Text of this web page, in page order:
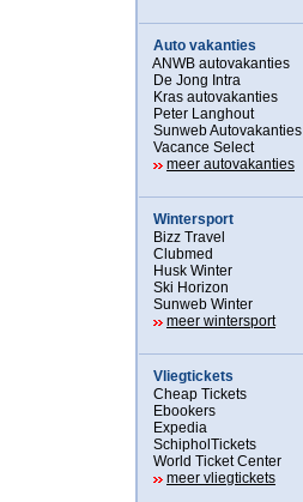
Auto vakanties
ANWB autovakanties
De Jong Intra
Kras autovakanties
Peter Langhout
Sunweb Autovakanties
Vacance Select
meer autovakanties
Wintersport
Bizz Travel
Clubmed
Husk Winter
Ski Horizon
Sunweb Winter
meer wintersport
Vliegtickets
Cheap Tickets
Ebookers
Expedia
SchipholTickets
World Ticket Center
meer vliegtickets